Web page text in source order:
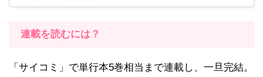
連載を読むには？
「サイコミ」で単行本5巻相当まで連載し、一旦完結。